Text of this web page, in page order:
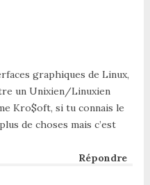
graphiques de Linux,
un Unixien/Linuxien
Kro$oft, si tu connais le
de choses mais c’est
Répondre